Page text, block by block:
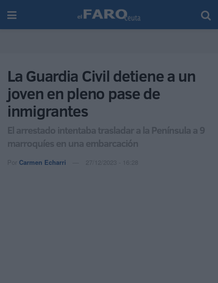
La Guardia Civil detiene a un
joven en pleno pase de
inmigrantes
El arrestado intentaba trasladar a la Península a 9
marroquíes en una embarcación
Por Carmen Echarri 27/12/2023 - 16:28